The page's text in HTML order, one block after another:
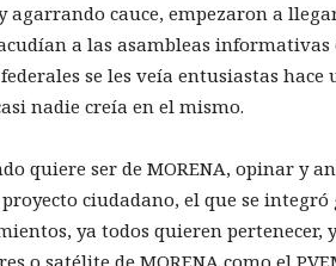
agarrando cauce, empezaron a
a las asambleas
se les veía entusiastas hace
nadie creía en el mismo.
quiere ser de MORENA, opinar y
ciudadano, el que se
ya todos quieren pertenecer,